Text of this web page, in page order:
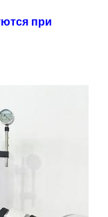
при